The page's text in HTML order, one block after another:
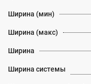
Ширина (мин)
Ширина (макс)
Ширина
Ширина системы